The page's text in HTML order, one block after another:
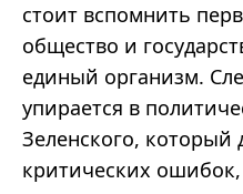
стоит вспомнить
общество и
единый организм.
упирается в
Зеленского, который
критических